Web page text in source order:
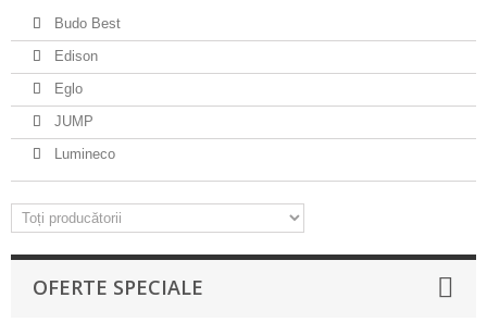
Budo Best
Edison
Eglo
JUMP
Lumineco
OFERTE SPECIALE